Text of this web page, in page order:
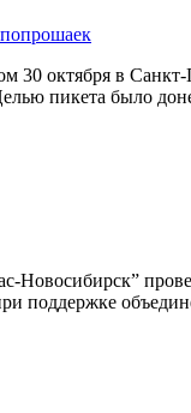
октября в
пикета было
Новосибирск”
поддержке